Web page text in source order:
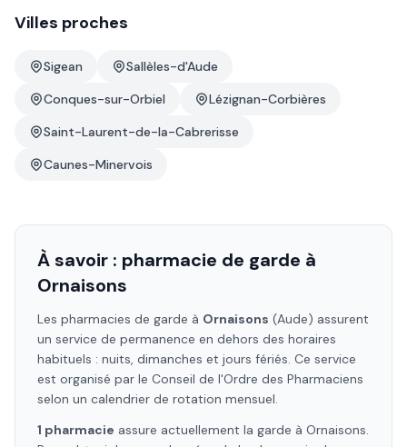
Villes proches
Sigean
Sallèles-d'Aude
Conques-sur-Orbiel
Lézignan-Corbières
Saint-Laurent-de-la-Cabrerisse
Caunes-Minervois
À savoir : pharmacie de garde à
Ornaisons
Les pharmacies de garde à Ornaisons (Aude) assurent
un service de permanence en dehors des horaires
habituels : nuits, dimanches et jours fériés. Ce service
est organisé par le Conseil de l'Ordre des Pharmaciens
selon un calendrier de rotation mensuel.
1 pharmacie assure actuellement la garde à Ornaisons.